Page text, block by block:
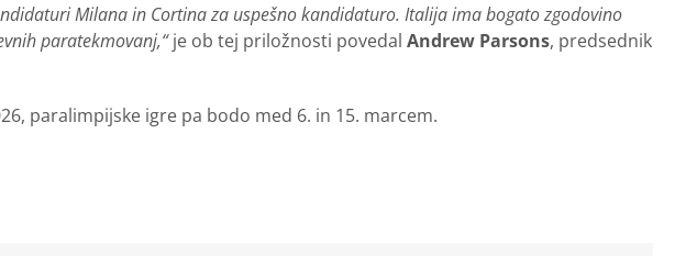
Milana in Cortina za uspešno kandidaturo. Italija ima bogato zgodovino
paratekmovanj,“je ob tej priložnosti povedal Andrew Parsons, predsednik
paralimpijske igre pa bodo med 6. in 15. marcem.